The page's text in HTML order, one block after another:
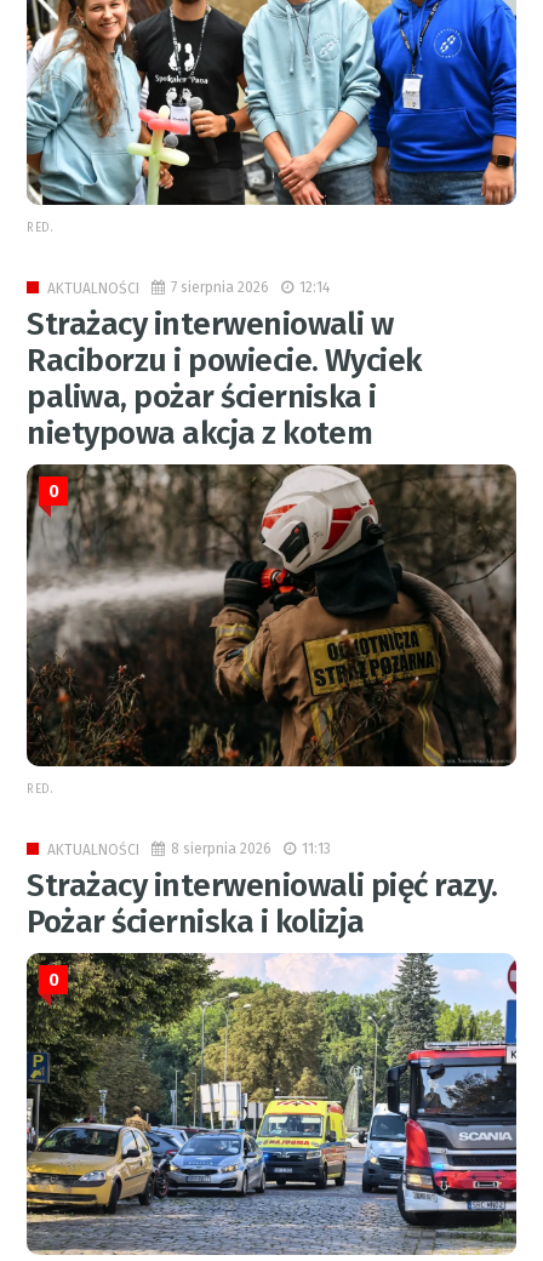
RED.
AKTUALNOŚCI 7 sierpnia 2026 12:14
Strażacy interweniowali w
Raciborzu i powiecie. Wyciek
paliwa, pożar ścierniska i
nietypowa akcja z kotem
0
RED.
AKTUALNOŚCI 8 sierpnia 2026 11:13
Strażacy interweniowali pięć razy.
Pożar ścierniska i kolizja
0